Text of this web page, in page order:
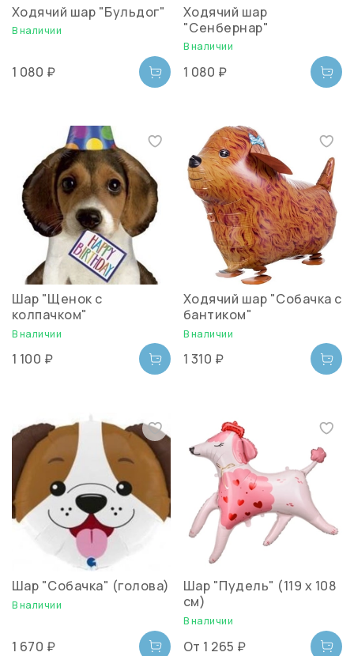
Ходячий шар "Бульдог"
В наличии
1 080 ₽
Ходячий шар
"Сенбернар"
В наличии
1 080 ₽
Шар "Щенок с
колпачком"
В наличии
1 100 ₽
Ходячий шар "Собачка с
бантиком"
В наличии
1 310 ₽
Шар "Собачка" (голова)
В наличии
1 670 ₽
Шар "Пудель" (119 х 108
см)
В наличии
От 1 265 ₽